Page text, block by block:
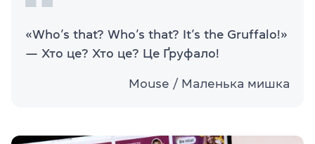
«Who’s that? Who’s that? It’s the Gruffalo!»
— Хто це? Хто це? Це Ґруфало!
Mouse / Маленька мишка